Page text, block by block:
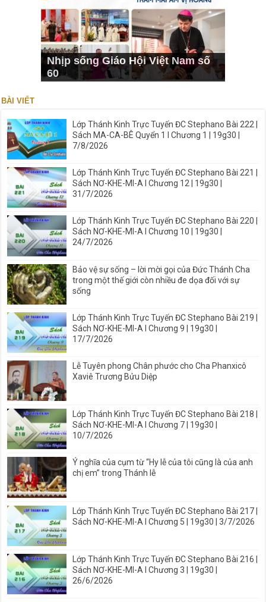
Nhịp sống Giáo Hội Việt Nam số
60
BÀI VIẾT
Lớp Thánh Kinh Trực Tuyến ĐC Stephano Bài 222 |
Sách MA-CA-BÊ Quyển 1 I Chương 1 | 19g30 |
7/8/2026
Lớp Thánh Kinh Trực Tuyến ĐC Stephano Bài 221 |
Sách NƠ-KHE-MI-A I Chương 12 | 19g30 |
31/7/2026
Lớp Thánh Kinh Trực Tuyến ĐC Stephano Bài 220 |
Sách NƠ-KHE-MI-A I Chương 10 | 19g30 |
24/7/2026
Bảo vệ sự sống – lời mời gọi của Đức Thánh Cha
trong một thế giới còn nhiều đe dọa đối với sự
sống
Lớp Thánh Kinh Trực Tuyến ĐC Stephano Bài 219 |
Sách NƠ-KHE-MI-A I Chương 9 | 19g30 |
17/7/2026
Lễ Tuyên phong Chân phước cho Cha Phanxicô
Xaviê Trương Bửu Diệp
Lớp Thánh Kinh Trực Tuyến ĐC Stephano Bài 218 |
Sách NƠ-KHE-MI-A I Chương 7 | 19g30 |
10/7/2026
Ý nghĩa của cụm từ “Hy lễ của tôi cũng là của anh
chị em” trong Thánh lễ
Lớp Thánh Kinh Trực Tuyến ĐC Stephano Bài 217 |
Sách NƠ-KHE-MI-A I Chương 5 | 19g30 | 3/7/2026
Lớp Thánh Kinh Trực Tuyến ĐC Stephano Bài 216 |
Sách NƠ-KHE-MI-A I Chương 3 | 19g30 |
26/6/2026